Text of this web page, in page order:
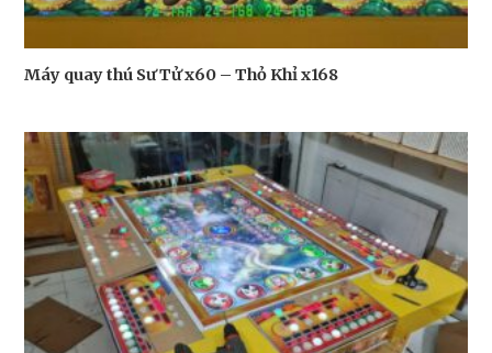
Máy quay thú Sư Tử x60 – Thỏ Khỉ x168